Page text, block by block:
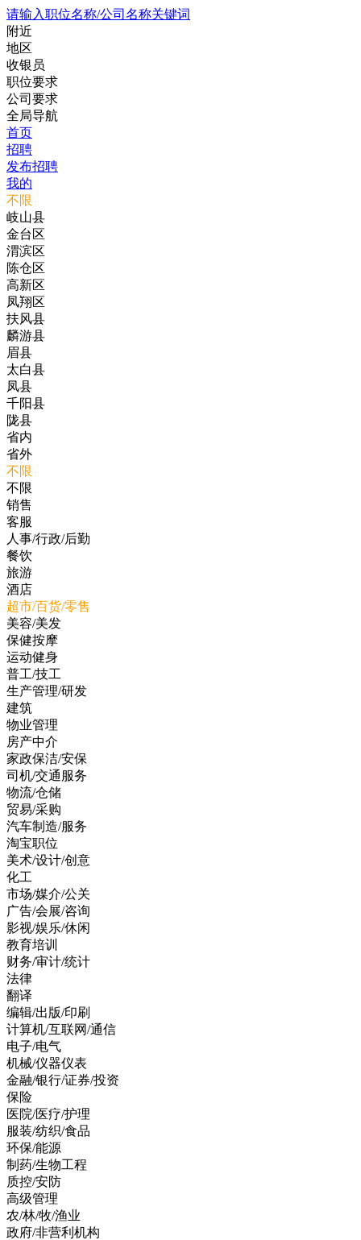
请输入职位名称/公司名称关键词
附近
地区
收银员
职位要求
公司要求
全局导航
首页
招聘
发布招聘
我的
不限
岐山县
金台区
渭滨区
陈仓区
高新区
凤翔区
扶风县
麟游县
眉县
太白县
凤县
千阳县
陇县
省内
省外
不限
不限
销售
客服
人事/行政/后勤
餐饮
旅游
酒店
超市/百货/零售
美容/美发
保健按摩
运动健身
普工/技工
生产管理/研发
建筑
物业管理
房产中介
家政保洁/安保
司机/交通服务
物流/仓储
贸易/采购
汽车制造/服务
淘宝职位
美术/设计/创意
化工
市场/媒介/公关
广告/会展/咨询
影视/娱乐/休闲
教育培训
财务/审计/统计
法律
翻译
编辑/出版/印刷
计算机/互联网/通信
电子/电气
机械/仪器仪表
金融/银行/证券/投资
保险
医院/医疗/护理
服装/纺织/食品
环保/能源
制药/生物工程
质控/安防
高级管理
农/林/牧/渔业
政府/非营利机构